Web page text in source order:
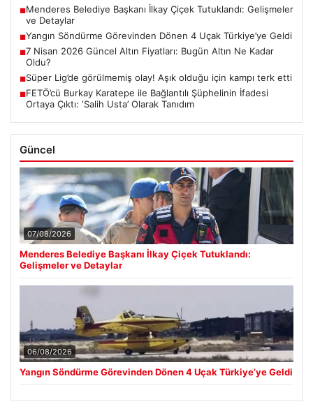
■Menderes Belediye Başkanı İlkay Çiçek Tutuklandı: Gelişmeler
ve Detaylar
■Yangın Söndürme Görevinden Dönen 4 Uçak Türkiye’ye Geldi
■7 Nisan 2026 Güncel Altın Fiyatları: Bugün Altın Ne Kadar
Oldu?
■Süper Lig’de görülmemiş olay! Aşık olduğu için kampı terk etti
■FETÖ’cü Burkay Karatepe ile Bağlantılı Şüphelinin İfadesi
Ortaya Çıktı: ‘Salih Usta’ Olarak Tanıdım
Güncel
07/08/2026
Menderes Belediye Başkanı İlkay Çiçek Tutuklandı:
Gelişmeler ve Detaylar
06/08/2026
Yangın Söndürme Görevinden Dönen 4 Uçak Türkiye’ye Geldi